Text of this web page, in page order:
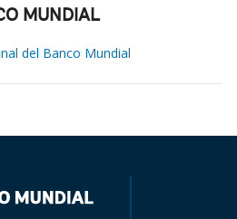
MUNDIAL
del Banco Mundial